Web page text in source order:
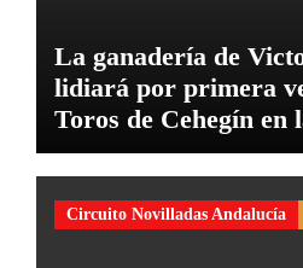
La ganadería de
lidiará por primera
Toros de Cehegín en
conmemorativa de
Circuito Novilladas Andalucía